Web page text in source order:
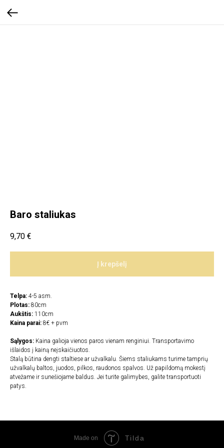
Baro staliukas
9,70 €
Į krepšelį
Telpa: 4-5 asm.
Plotas: 80cm
Aukštis: 110cm
Kaina parai: 8€ + pvm
Sąlygos: Kaina galioja vienos paros vienam renginiui. Transportavimo
išlaidos į kainą neįskaičiuotos.
Stalą būtina dengti staltiese ar užvalkalu. Šiems staliukams turime tamprių
užvalkalų baltos, juodos, pilkos, raudonos spalvos. Už papildomą mokestį
atvežame ir sunešiojame baldus. Jei turite galimybes, galite transportuoti
patys.
Made on Tilda